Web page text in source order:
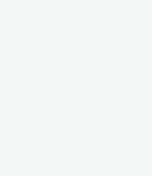
im Alltag meist vor großen
können durch die veränderte
tragen dazu bei, eine Balance
dass sich diese
Hierbei beschreiben die
Stand zur Wirksamkeit
neues Wissen über die im World